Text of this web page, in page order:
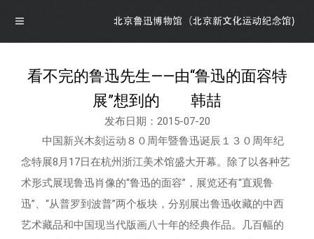
概况
博物馆介绍
看不完的鲁迅先生——由“鲁迅的面容特
展”想到的 韩喆
发布日期：2015-07-20
中国新兴木刻运动８０周年暨鲁迅诞辰１３０周年纪
念特展8月17日在杭州浙江美术馆盛大开幕。除了以各种艺
术形式展现鲁迅肖像的“鲁迅的面容”，展览还有“直观鲁
迅”、“从普罗到波普”两个板块，分别展出鲁迅收藏的中西
艺术藏品和中国现当代版画八十年的经典作品。几百幅的